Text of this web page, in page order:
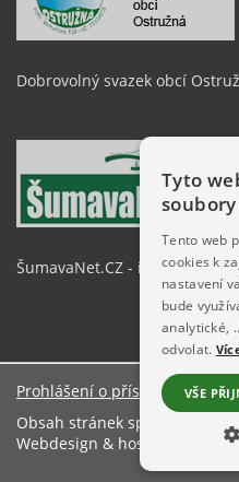
Dobrovolný svazek obcí
ŠumavaNet.CZ - informace o
Prohlášení o přístupnosti
Obsah stránek spravuje:
Webdesign & hosting:
Tyto
Tento web
cookies k
nastavení
bude
analytické,
odvolat.
VŠE